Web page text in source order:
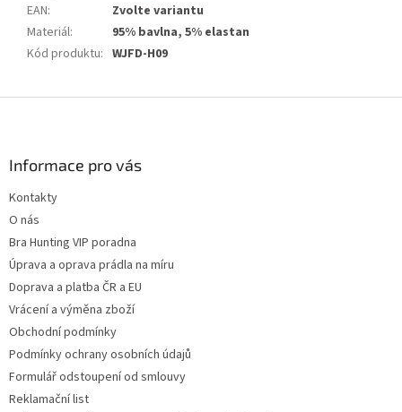
EAN:
Zvolte variantu
Materiál:
95% bavlna, 5% elastan
Kód produktu: WJFD-H09
Informace pro vás
Kontakty
O nás
Bra Hunting VIP poradna
Úprava a oprava prádla na míru
Doprava a platba ČR a EU
Vrácení a výměna zboží
Obchodní podmínky
Podmínky ochrany osobních údajů
Formulář odstoupení od smlouvy
Reklamační list